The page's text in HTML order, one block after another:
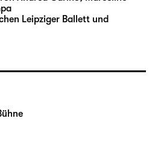
Box II
Andrea Carino, Marcelino